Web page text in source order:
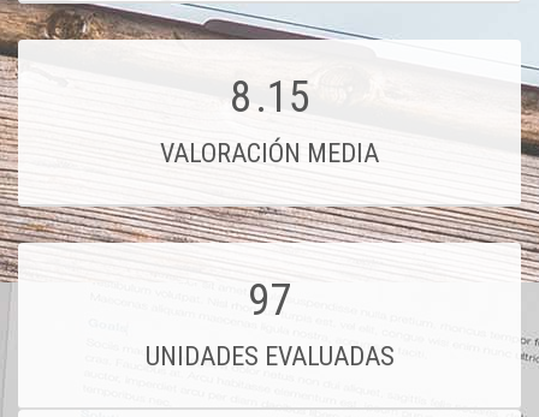
8.15
VALORACIÓN MEDIA
97
UNIDADES EVALUADAS